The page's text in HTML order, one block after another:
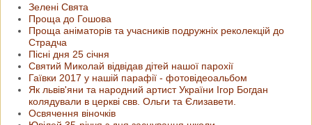
Зелені Свята
Проща до Гошова
Проща аніматорів та учасників подружніх реколекцій до
Страдча
Пісні дня 25 січня
Святий Миколай відвідав дітей нашої парохії
Гаївки 2017 у нашій парафії - фотовідеоальбом
Як львів'яни та народний артист України Ігор Богдан
колядували в церкві свв. Ольги та Єлизавети.
Освячення віночків